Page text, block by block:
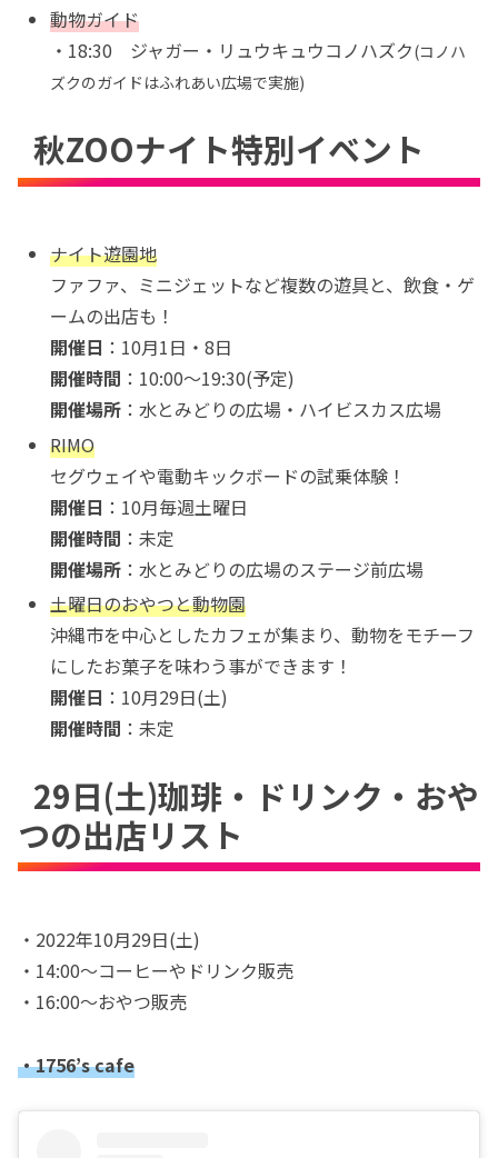
動物ガイド
・18:30 ジャガー・リュウキュウコノハズク(コノハ
ズクのガイドはふれあい広場で実施)
秋ZOOナイト特別イベント
ナイト遊園地
ファファ、ミニジェットなど複数の遊具と、飲食・ゲ
ームの出店も！
開催日 ：10月1日・8日
開催時間 ：10:00〜19:30(予定)
開催場所 ：水とみどりの広場・ハイビスカス広場
RIMO
セグウェイや電動キックボードの試乗体験！
開催日 ：10月毎週土曜日
開催時間 ：未定
開催場所 ：水とみどりの広場のステージ前広場
土曜日のおやつと動物園
沖縄市を中心としたカフェが集まり、動物をモチーフ
にしたお菓子を味わう事ができます！
開催日 ：10月29日(土)
開催時間 ：未定
29日(土)珈琲・ドリンク・おや
つの出店リスト
・2022年10月29日(土)
・14:00〜コーヒーやドリンク販売
・16:00〜おやつ販売
・1756’s cafe